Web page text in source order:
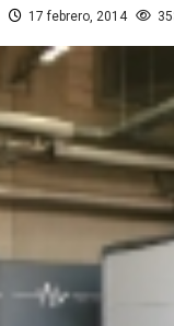
17 febrero, 2014